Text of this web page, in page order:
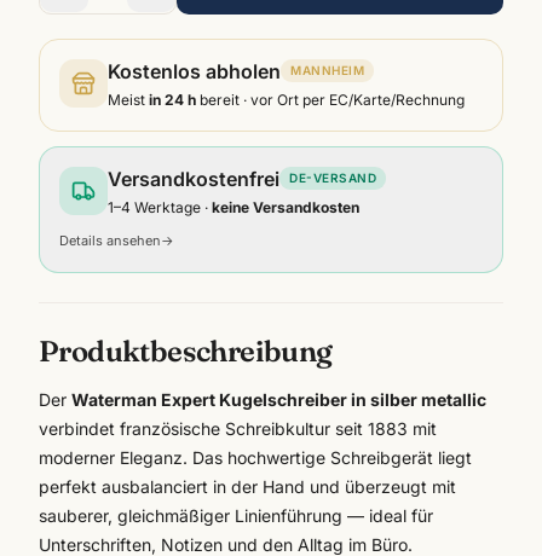
Kostenlos abholen MANNHEIM
Meist in 24 h bereit · vor Ort per EC/Karte/Rechnung
Versandkostenfrei DE-VERSAND
1–4 Werktage · keine Versandkosten
Details ansehen→
Produktbeschreibung
Der Waterman Expert Kugelschreiber in silber metallic
verbindet französische Schreibkultur seit 1883 mit
moderner Eleganz. Das hochwertige Schreibgerät liegt
perfekt ausbalanciert in der Hand und überzeugt mit
sauberer, gleichmäßiger Linienführung — ideal für
Unterschriften, Notizen und den Alltag im Büro.